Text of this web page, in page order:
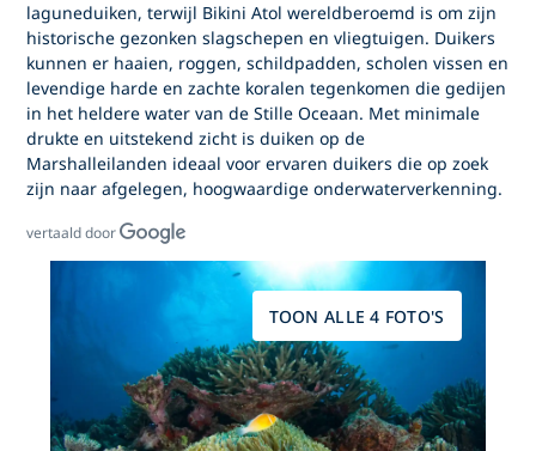
laguneduiken, terwijl Bikini Atol wereldberoemd is om zijn
historische gezonken slagschepen en vliegtuigen. Duikers
kunnen er haaien, roggen, schildpadden, scholen vissen en
levendige harde en zachte koralen tegenkomen die gedijen
in het heldere water van de Stille Oceaan. Met minimale
drukte en uitstekend zicht isduiken op de
Marshalleilanden ideaal voor ervaren duikers die op zoek
zijn naar afgelegen, hoogwaardige onderwaterverkenning.
vertaald door
TOON ALLE 4 FOTO'S